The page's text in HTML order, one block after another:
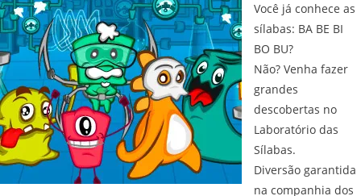
Você já conhece as
sílabas: BA BE BI
BO BU?
Não? Venha fazer
grandes
descobertas no
Laboratório das
Sílabas.
Diversão garantida
na companhia dos